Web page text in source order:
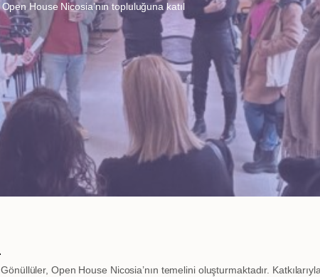
Open House Nicosia’nın topluluğuna katıl
Gönüllüler, Open House Nicosia’nın temelini oluşturmaktadır.